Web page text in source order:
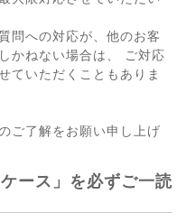
問への対応が、他のお客
かねない場合は、 ご対応
ていただくこともありま
ご了解をお願い申し上げ
ース」を必ずご一読